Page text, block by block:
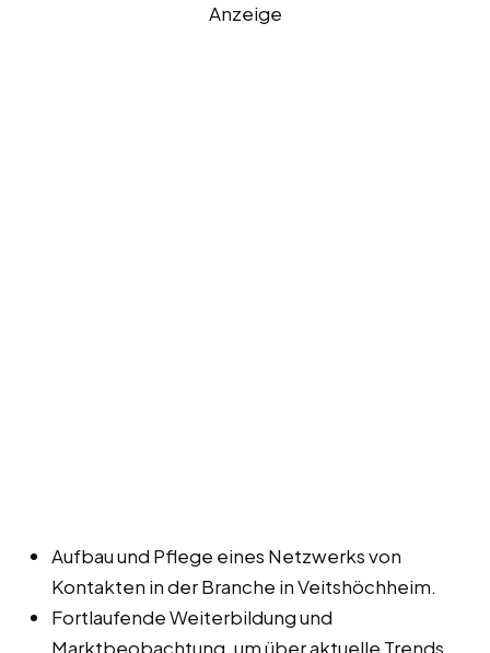
Anzeige
Aufbau und Pflege eines Netzwerks von
Kontakten in der Branche in Veitshöchheim.
Fortlaufende Weiterbildung und
Marktbeobachtung, um über aktuelle Trends